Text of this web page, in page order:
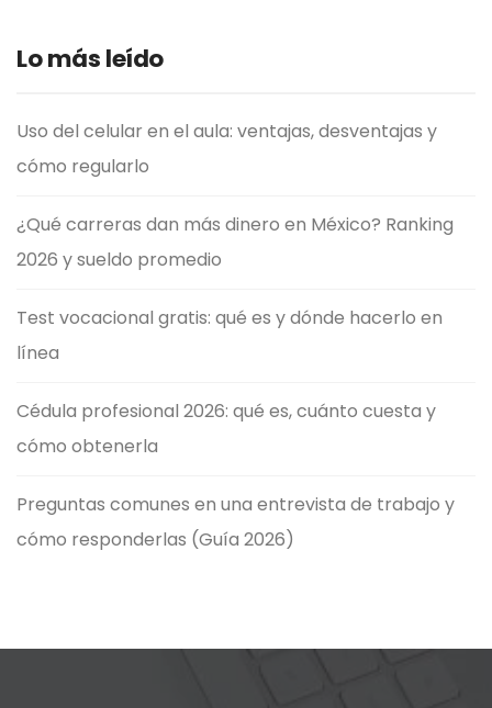
Lo más leído
Uso del celular en el aula: ventajas, desventajas y
cómo regularlo
¿Qué carreras dan más dinero en México? Ranking
2026 y sueldo promedio
Test vocacional gratis: qué es y dónde hacerlo en
línea
Cédula profesional 2026: qué es, cuánto cuesta y
cómo obtenerla
Preguntas comunes en una entrevista de trabajo y
cómo responderlas (Guía 2026)